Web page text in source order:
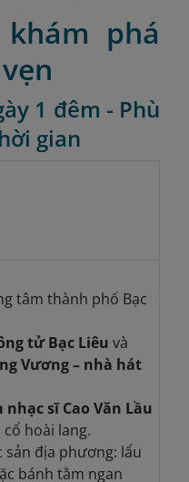
phá
1 đêm - Phù
gian
tâm thành phố Bạc
tử Bạc Liêu và
Vương – nhà hát
sĩ Cao Văn Lầu
hoài lang.
sản địa phương: lẩu
bánh tằm ngan